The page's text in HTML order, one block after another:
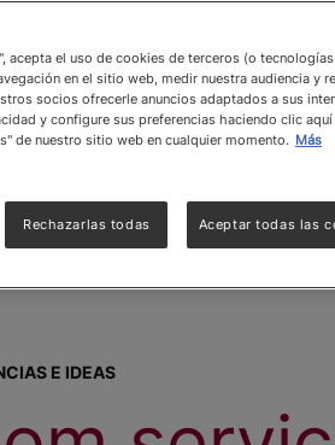
E IDEAS
acepta el uso de cookies de terceros (o tecnologías
en el sitio web, medir nuestra audiencia y
socios ofrecerle anuncios adaptados a sus
y configure sus preferencias haciendo clic aquí
de nuestro sitio web en cualquier momento. Más
Rechazarlas todas Aceptar todas las